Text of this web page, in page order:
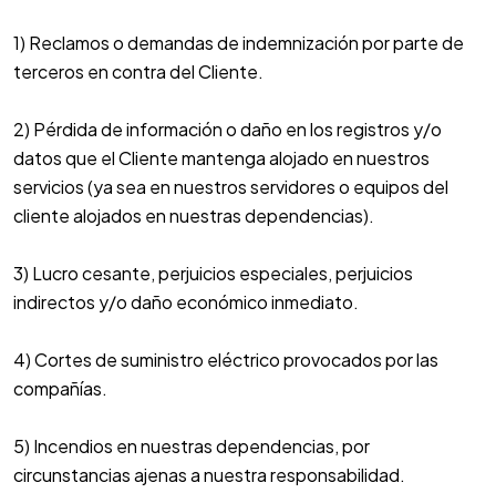
1) Reclamos o demandas de indemnización por parte de
terceros en contra del Cliente.
2) Pérdida de información o daño en los registros y/o
datos que el Cliente mantenga alojado en nuestros
servicios (ya sea en nuestros servidores o equipos del
cliente alojados en nuestras dependencias).
3) Lucro cesante, perjuicios especiales, perjuicios
indirectos y/o daño económico inmediato.
4) Cortes de suministro eléctrico provocados por las
compañías.
5) Incendios en nuestras dependencias, por
circunstancias ajenas a nuestra responsabilidad.